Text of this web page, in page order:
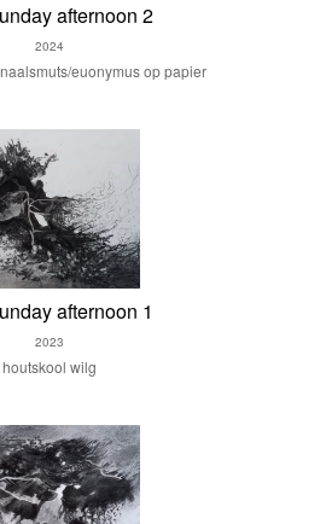
afternoon 2
2024
euonymus op papier
afternoon 1
2023
houtskool wilg